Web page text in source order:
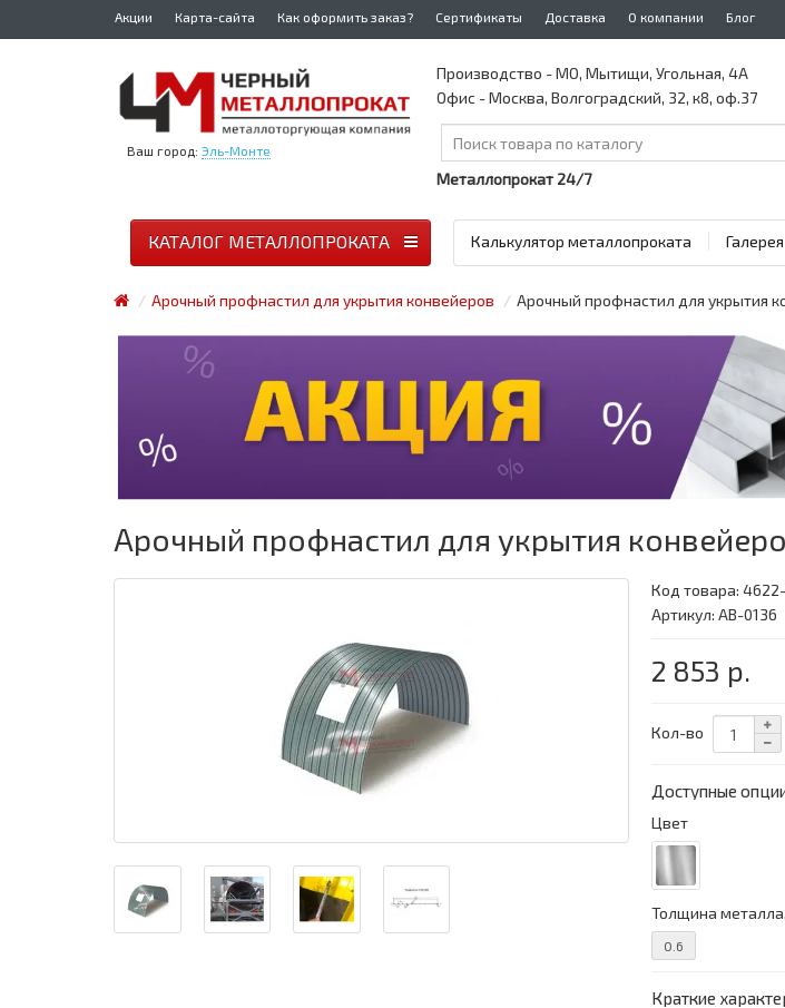
Акции Карта-сайта Как оформить заказ? Сертификаты Доставка О компании Блог
Ваш город: Эль-Монте
Производство - МО, Мытищи, Угольная, 4А
Офис - Москва, Волгоградский, 32, к8, оф.37
Металлопрокат 24/7
Калькулятор металлопроката Галерея
КАТАЛОГ МЕТАЛЛОПРОКАТА
Арочный профнастил для укрытия конвейеров Арочный профнастил для укрытия
Арочный профнастил для укрытия
Код товара:
Артикул: АВ-0136
2 853 р.
Кол-во
Доступные
Цвет
Толщина
0.6
Краткие